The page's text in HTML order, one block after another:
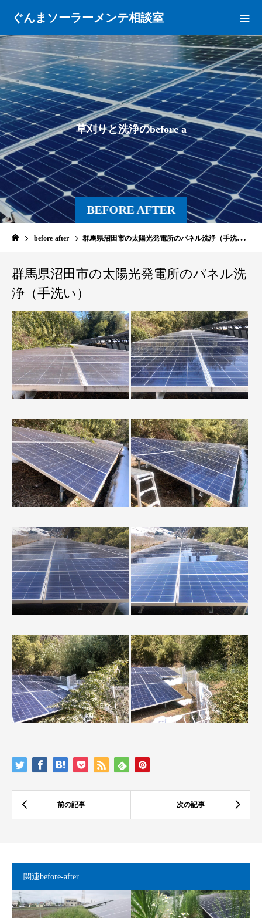
ぐんまソーラーメンテ相談室
BEFORE AFTER
草刈りと洗浄のbefore afte r
before-after 群馬県沼田市の太陽光発電所のパネル洗浄（手洗い）
群馬県沼田市の太陽光発電所のパネル洗
浄（手洗い）
関連before-after